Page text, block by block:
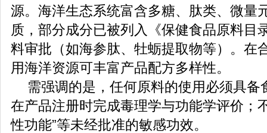
源。海洋生态系统富含多糖、肽类、微量
质，部分成分已被列入《保健食品原料目
料审批（如海参肽、牡蛎提取物等）。在
用海洋资源可丰富产品配方多样性。
需强调的是，任何原料的使用必须具备
在产品注册时完成毒理学与功能学评价；
性功能”等未经批准的敏感功效。